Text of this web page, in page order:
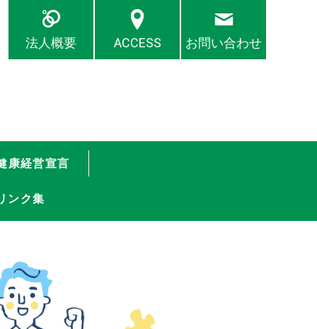
法人概要 ACCESS お問い合わせ
康経営宣言
ンク集